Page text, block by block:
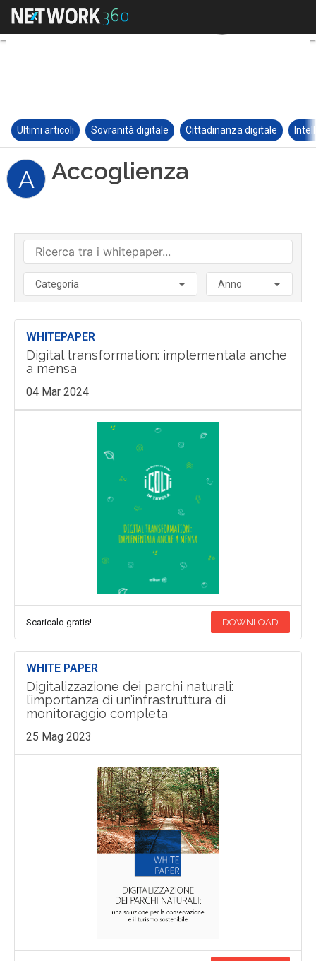
Ultimi articoli Sovranità digitale Cittadinanza digitale
A Accoglienza
Categoria Anno
WHITEPAPER
Digital transformation: implementala anche
a mensa
04 Mar 2024
Scaricalo gratis! DOWNLOAD
WHITE PAPER
Digitalizzazione dei parchi naturali:
l’importanza di un’infrastruttura di
monitoraggio completa
25 Mag 2023